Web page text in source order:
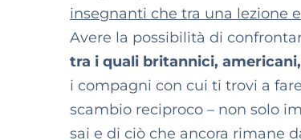
insegnanti che tra una lezione
Avere la possibilità di
tra i quali britannici,
i compagni con cui ti trovi a
scambio reciproco – non solo
sai e di ciò che ancora rimane